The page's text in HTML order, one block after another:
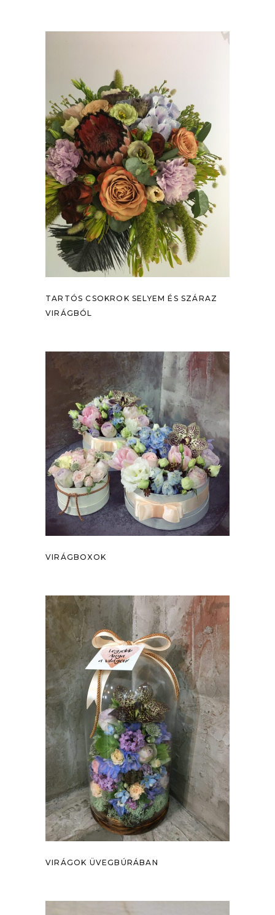
TARTÓS CSOKROK SELYEM ÉS SZÁRAZ
VIRÁGBÓL
VIRÁGBOXOK
VIRÁGOK ÜVEGBÚRÁBAN